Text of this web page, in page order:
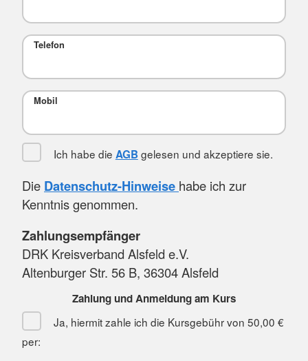
Telefon
Mobil
Ich habe die AGB gelesen und akzeptiere sie.
Die Datenschutz-Hinweise habe ich zur
Kenntnis genommen.
Zahlungsempfänger
DRK Kreisverband Alsfeld e.V.
Altenburger Str. 56 B, 36304 Alsfeld
Zahlung und Anmeldung am Kurs
Ja, hiermit zahle ich die Kursgebühr von 50,00 €
per: